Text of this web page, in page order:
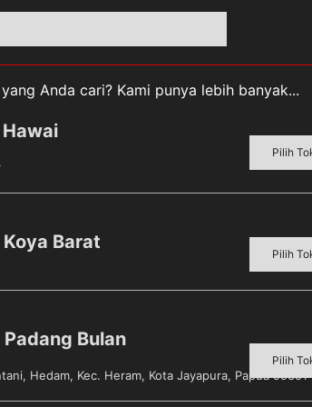
terbuat dari bahan-bahan eksotis
secara modern dan higienis untuk
pada setiap masakan. Rasa manis
menambah aroma dan memberi
seperti tumisan, goreng, bakar atau
saat digunakan dan disimpan.
Anda cari? Kami punya lebih banyak...
Pilih
Barat
Pilih
Bulan
Hedam, Kec. Heram, Kota Jayapura, Papua 99351
Pilih